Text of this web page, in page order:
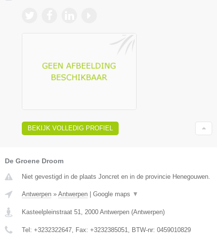
BEKIJK VOLLEDIG PROFIEL
De Groene Droom
Niet gevestigd in de plaats Joncret en in de provincie Henegouwen.
Antwerpen » Antwerpen | Google maps ▼
Kasteelpleinstraat 51 2000 Antwerpen (Antwerpen)
Tel: +3232322647 , Fax: +3232385051 , BTW-nr: 0459010829